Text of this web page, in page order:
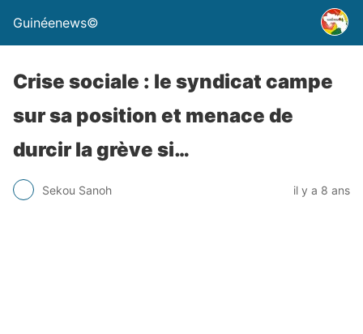
Guinéenews©
Crise sociale : le syndicat campe
sur sa position et menace de
durcir la grève si…
Sekou Sanoh il y a 8 ans